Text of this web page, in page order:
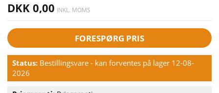
DKK 0,00 INKL. MOMS
FORESPØRG PRIS
Status: Bestillingsvare - kan forventes på lager 12-08-
2026